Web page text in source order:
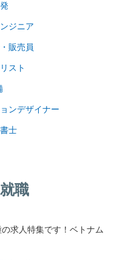
ジニア
販売員
スト
ンデザイナー
士
職
求人特集です！ベトナム